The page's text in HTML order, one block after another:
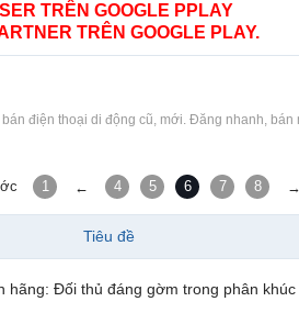
TRÊN GOOGLE PPLAY
TRÊN GOOGLE PLAY.
điện thoại di động cũ, mới. Đăng nhanh, bán
1 ← 4 5 6 7 8 →
Tiêu đề
hãng: Đối thủ đáng gờm trong phân